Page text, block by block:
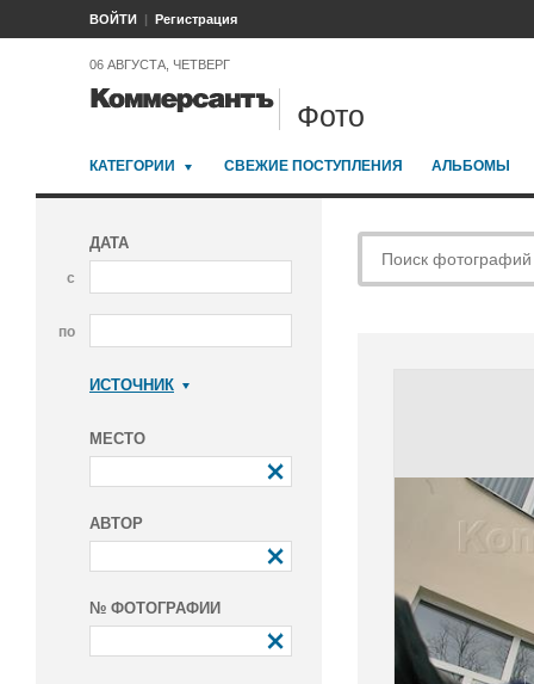
ВОЙТИ Регистрация
06 АВГУСТА, ЧЕТВЕРГ
Фото
КАТЕГОРИИ СВЕЖИЕ ПОСТУПЛЕНИЯ АЛЬБОМЫ
ДАТА
с
по
ИСТОЧНИК
МЕСТО
АВТОР
№ ФОТОГРАФИИ